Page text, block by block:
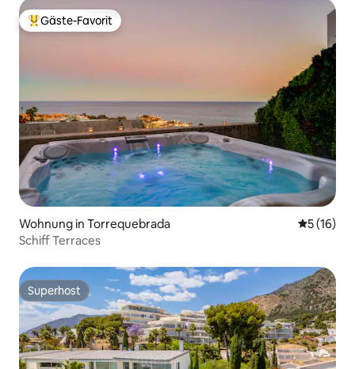
Beliebter Gäste-Favorit.
Gäste-Favorit
Wohnung in Torrequebrada
5 (16)
Schiff Terraces
Superhost
Superhost